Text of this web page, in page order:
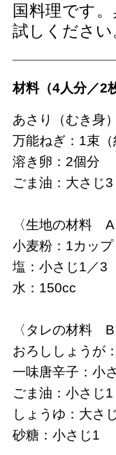
国料理です
試しください
材料（4人分／2
あさり（むき身
万能ねぎ：1束（
溶き卵：2個分
ごま油：大さじ3
〈生地の材料 A
小麦粉：1カップ
塩：小さじ1／3
水：150cc
〈タレの材料 B
おろししょうが
一味唐辛子：小
ごま油：小さじ1
しょうゆ：大さ
砂糖：小さじ1